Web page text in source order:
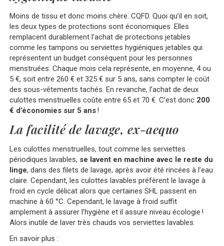
Moins de tissu et donc moins chère. CQFD. Quoi qu’il en soit,
les deux types de protections sont économiques. Elles
remplacent durablement l’achat de protections jetables
comme les tampons ou serviettes hygiéniques jetables qui
représentent un budget conséquent pour les personnes
menstruées. Chaque mois cela représente, en moyenne, 4 ou
5 €, soit entre 260 € et 325 € sur 5 ans, sans compter le coût
des sous-vêtements tachés. En revanche, l’achat de deux
culottes menstruelles coûte entre 65 et 70 €. C’est donc 200
€ d’économies sur 5 ans!
La facilité de lavage, ex-aequo
Les culottes menstruelles, tout comme les serviettes
périodiques lavables, se lavent en machine avec le reste du
linge, dans des filets de lavage, après avoir été rincées à l’eau
claire. Cependant, les culottes lavables préfèrent le lavage à
froid en cycle délicat alors que certaines SHL passent en
machine à 60 °C. Cependant, le lavage à froid suffit
amplement à assurer l’hygiène et il assure niveau écologie !
Alors inutile de laver très chauds vos serviettes lavables.
En savoir plus :